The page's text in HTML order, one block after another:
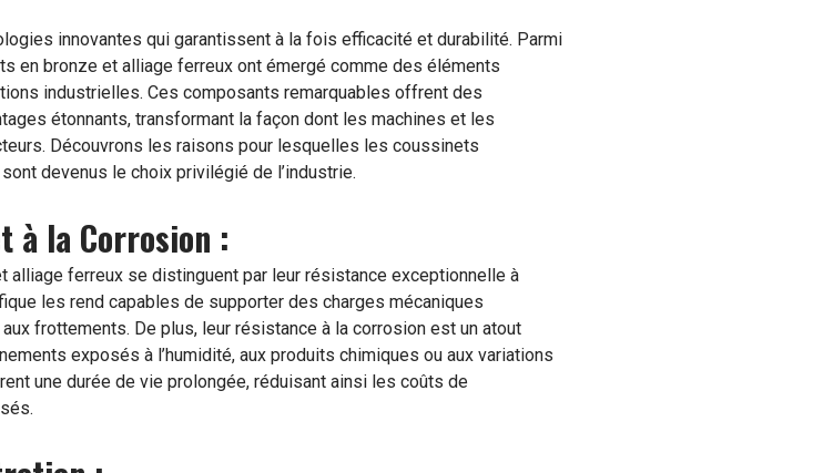
innovantes qui garantissent à la fois efficacité et durabilité. Parmi
en bronze et alliage ferreux ont émergé comme des éléments
industrielles. Ces composants remarquables offrent des
étonnants, transformant la façon dont les machines et les
Découvrons les raisons pour lesquelles les coussinets
devenus le choix privilégié de l’industrie.
à la Corrosion :
ferreux se distinguent par leur résistance exceptionnelle à
les rend capables de supporter des charges mécaniques
frottements. De plus, leur résistance à la corrosion est un atout
exposés à l’humidité, aux produits chimiques ou aux variations
une durée de vie prolongée, réduisant ainsi les coûts de